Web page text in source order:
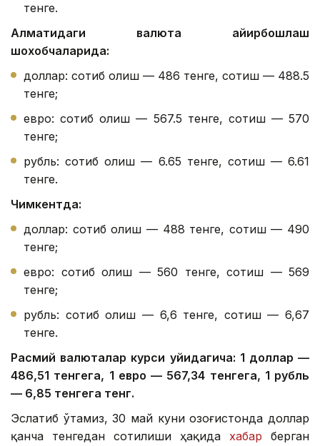
тенге.
Алматидаги валюта айирбошлаш
шохобчаларида:
доллар: сотиб олиш — 486 тенге, сотиш — 488.5
тенге;
евро: сотиб олиш — 567.5 тенге, сотиш — 570
тенге;
рубль: сотиб олиш — 6.65 тенге, сотиш — 6.61
тенге.
Чимкентда:
доллар: сотиб олиш — 488 тенге, сотиш — 490
тенге;
евро: сотиб олиш — 560 тенге, сотиш — 569
тенге;
рубль: сотиб олиш — 6,6 тенге, сотиш — 6,67
тенге.
Расмий валюталар курси қуйидагича: 1 доллар —
486,51 тенгега, 1 евро — 567,34 тенгега, 1 рубль
— 6,85 тенгега тенг.
Эслатиб ўтамиз, 30 май куни Қозоғистонда доллар
қанча тенгедан сотилиши ҳақида хабар берган